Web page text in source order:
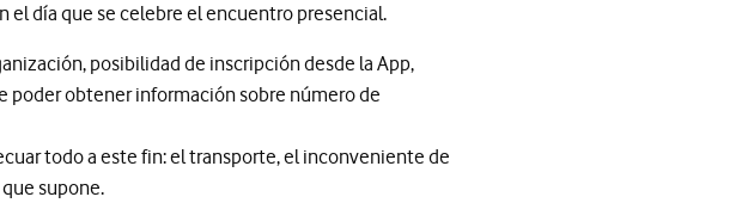
el día que se celebre el encuentro presencial.
posibilidad de inscripción desde la App,
poder obtener información sobre número de
todo a este fin: el transporte, el inconveniente de
supone.